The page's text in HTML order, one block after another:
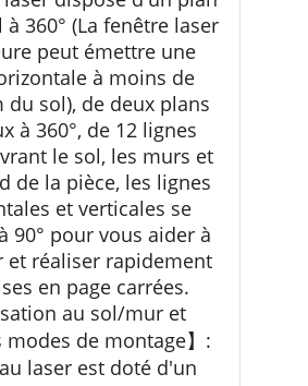
rotatif
magnétique
360° (La fenêtre laser
peut émettre une
à moins de
du sol), de deux plans
à 360°, de 12 lignes
le sol, les murs et
de la pièce, les lignes
et verticales se
90° pour vous aider à
et réaliser rapidement
en page carrées.
au sol/mur et
modes de montage】:
laser est doté d'un